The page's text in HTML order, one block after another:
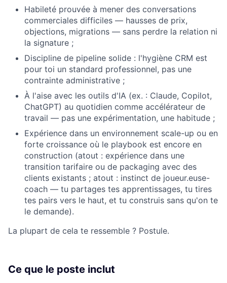
Habileté prouvée à mener des conversations
commerciales difficiles — hausses de prix,
objections, migrations — sans perdre la relation ni
la signature ;
Discipline de pipeline solide : l'hygiène CRM est
pour toi un standard professionnel, pas une
contrainte administrative ;
À l'aise avec les outils d'IA (ex. : Claude, Copilot,
ChatGPT) au quotidien comme accélérateur de
travail — pas une expérimentation, une habitude ;
Expérience dans un environnement scale-up ou en
forte croissance où le playbook est encore en
construction (atout : expérience dans une
transition tarifaire ou de packaging avec des
clients existants ; atout : instinct de joueur.euse-
coach — tu partages tes apprentissages, tu tires
tes pairs vers le haut, et tu construis sans qu'on te
le demande).
La plupart de cela te ressemble ? Postule.
Ce que le poste inclut